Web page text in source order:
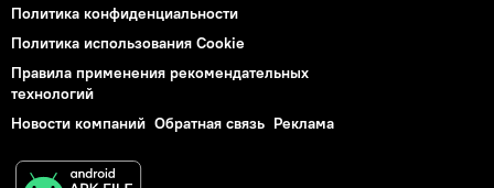
Политика конфиденциальности
Политика использования Cookie
Правила применения рекомендательных
технологий
Новости компаний Обратная связь Реклама